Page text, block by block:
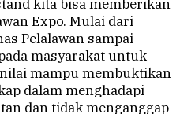
kita bisa memberikan
Expo. Mulai dari
Pelalawan sampai
masyarakat untuk
mampu membuktikan
dalam menghadapi
dan tidak menganggap